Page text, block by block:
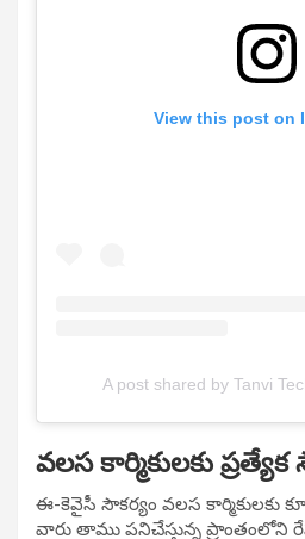
View this post on
A post shared by Tanvi
వలస కార్మికులకు ప్రత్యేక
ఈ-కెవైసీ సౌకర్యం వలస కార్మికులకు
వారు తాము పనిచేస్తున్న ప్రాంతంలోని